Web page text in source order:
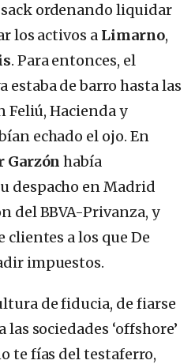
ordenando liquidar
los activos a Limarno,
. Para entonces, el
estaba de barro hasta las
Feliú, Hacienda y
echado el ojo. En
Garzón había
despacho en Madrid
del BBVA-Privanza, y
clientes a los que De
impuestos.
de fiducia, de fiarse
sociedades ‘offshore’
te fías del testaferro,